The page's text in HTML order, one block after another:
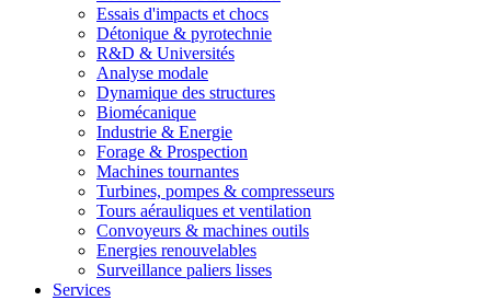
Essais d'impacts et chocs
Détonique & pyrotechnie
R&D & Universités
Analyse modale
Dynamique des structures
Biomécanique
Industrie & Energie
Forage & Prospection
Machines tournantes
Turbines, pompes & compresseurs
Tours aérauliques et ventilation
Convoyeurs & machines outils
Energies renouvelables
Surveillance paliers lisses
Services